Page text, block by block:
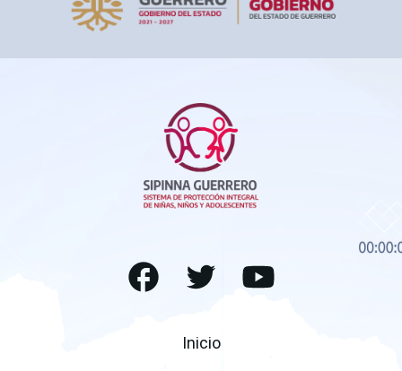
Facebook(open a new window)
Twitter(open a new
Youtube
Inicio